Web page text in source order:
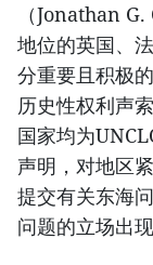
（Jonathan
地位的英国、
分重要且积极
历史性权利声
国家均为
声明，对地区
提交有关东海
问题的立场出